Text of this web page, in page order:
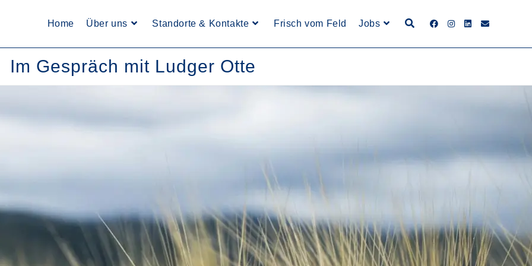
Home Über uns Standorte & Kontakte Frisch vom Feld Jobs
Im Gespräch mit Ludger Otte